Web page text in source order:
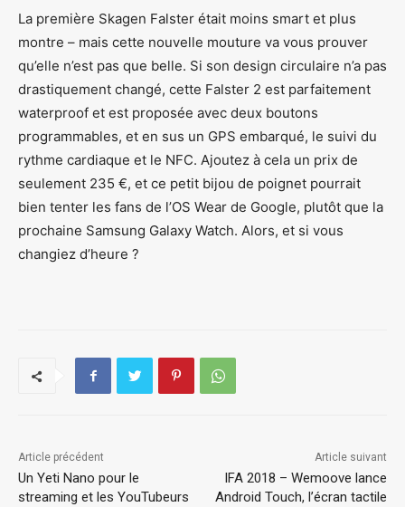
La première Skagen Falster était moins smart et plus
montre – mais cette nouvelle mouture va vous prouver
qu’elle n’est pas que belle. Si son design circulaire n’a pas
drastiquement changé, cette Falster 2 est parfaitement
waterproof et est proposée avec deux boutons
programmables, et en sus un GPS embarqué, le suivi du
rythme cardiaque et le NFC. Ajoutez à cela un prix de
seulement 235 €, et ce petit bijou de poignet pourrait
bien tenter les fans de l’OS Wear de Google, plutôt que la
prochaine Samsung Galaxy Watch. Alors, et si vous
changiez d’heure ?
Article précédent
Un Yeti Nano pour le
streaming et les YouTubeurs
Article suivant
IFA 2018 – Wemoove lance
Android Touch, l’écran tactile